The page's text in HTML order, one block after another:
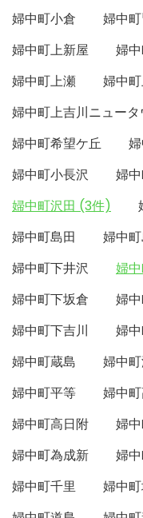
婦中町小倉
婦中
婦中町上新屋
婦
婦中町上瀬
婦中
婦中町上吉川ニュータ
婦中町希望ケ丘
婦中町小長沢
婦
婦中町沢田 (3件)
婦中町島田
婦中
婦中町下井沢
婦
婦中町下坂倉
婦
婦中町下吉川
婦
婦中町蔵島
婦中
婦中町平等
婦中
婦中町高日附
婦
婦中町為成新
婦
婦中町千里
婦中